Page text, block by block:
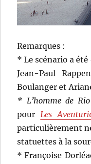
Remarques :
* Le scénario a
Jean-Paul
Boulanger et
* L’homme de Rio
pourLes
particulièrement
statuettes à la
* Françoise